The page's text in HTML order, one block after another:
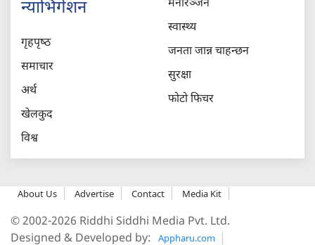
न्याभिगेशन
गृहपृष्‍ठ
समाचार
अर्थ
खेलकुद
विश्व
मनोरञ्जन
स्वास्थ्य
जनता जान्न चाहन्छन
सुरक्षा
फोटो फिचर
About Us Advertise Contact Media Kit
© 2002-2026 Riddhi Siddhi Media Pvt. Ltd.
Designed & Developed by:
Appharu.com